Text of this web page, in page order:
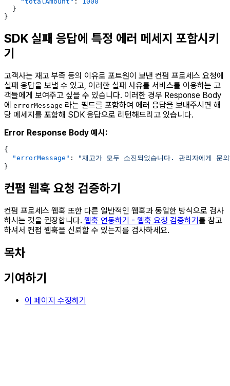
  }
}
SDK 실패 응답에 특정 에러 메세지 포함시키
기
고객사는 재고 부족 등의 이유로 포트원이 보낸 컨펌 프로세스 요청에
실패 응답을 보낼 수 있고, 이러한 실패 사유를 서비스를 이용하는 고
객들에게 보여주고 싶을 수 있습니다. 이러한 경우 Response Body
에 errorMessage 라는 필드를 포함하여 에러 응답을 보내주시면 해
당 메세지를 포함해 SDK 응답으로 리턴해드리고 있습니다.
Error Response Body 예시:
{
  "errorMessage"
:
"재고가 모두 소진되었습니다. 관리자에게 문
}
컨펌 웹훅 요청 검증하기
컨펌 프로세스 웹훅 또한 다른 일반적인 웹훅과 동일한 방식으로 검사
하시는 것을 권장합니다. 웹훅 연동하기 - 웹훅 요청 검증하기를 참고
하셔서 컨펌 웹훅을 신뢰할 수 있는지를 검사하세요.
목차
기여하기
이 페이지 수정하기